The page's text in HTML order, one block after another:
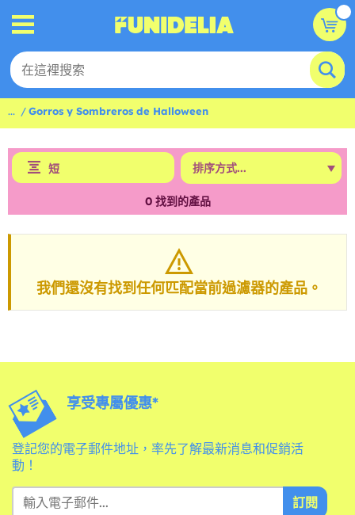
... Gorros y Sombreros de Halloween
短
0找到的產品
我們還沒有找到任何匹配當前過濾器的產品。
享受專屬優惠*
登記您的電子郵件地址，率先了解最新消息和促銷活
動！
訂閱